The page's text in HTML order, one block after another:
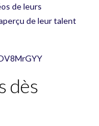
de leurs
de leur talent
dès